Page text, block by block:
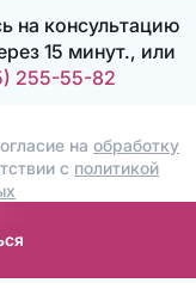
на консультацию
15 минут., или
255-55-82
наобработку
с политикой